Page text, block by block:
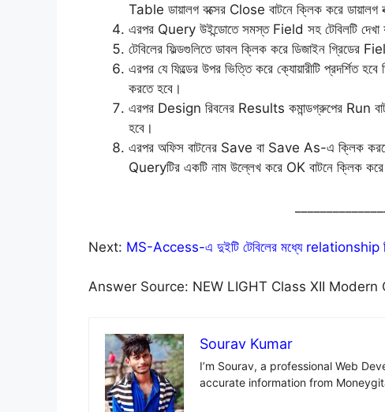
Table ডায়ালগ বক্সের Close বাটনে ক্লিক করে ডায়ালগ
এরপর Query উইন্ডোতে সমস্ত Field সহ টেবিলটি দেখা
টেবিলের ফিল্ডগুলিতে ডাবল ক্লিক করে ডিজাইন গ্রিডের
এরপর যে ফিল্ডের উপর ভিত্তি করে ক্যোয়ারীটি প্রদর্শিত
করতে হবে।
এরপর Design রিবনের Results কমান্ডগ্রুপের Run
হবে।
এরপর অফিস বাটনের Save বা Save As-এ ক্লিক করলে
Queryটির একটি নাম উল্লেখ করে OK বাটনে ক্লিক
Next: MS-Access-এ দুইটি টেবিলের মধ্যে relationship
Answer Source: NEW LIGHT Class XII
Sourav Kumar
I’m Sourav, a professional Web
accurate information from